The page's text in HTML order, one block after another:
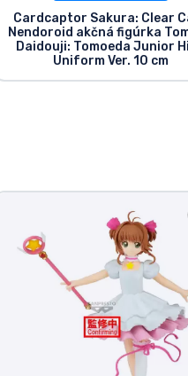
Cardcaptor Sakura: Clear
Nendoroid akčná figúrka
Daidouji: Tomoeda Junior
Uniform Ver. 10 cm